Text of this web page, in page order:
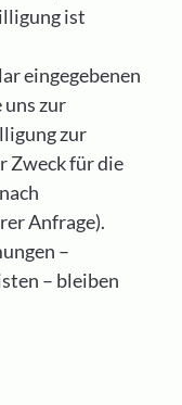
ist
eingegebenen
uns zur
zur
Zweck für die
Anfrage).
–
– bleiben